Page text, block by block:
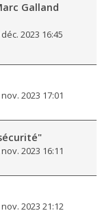
Galland
2023 16:45
2023 17:01
2023 16:11
2023 21:12